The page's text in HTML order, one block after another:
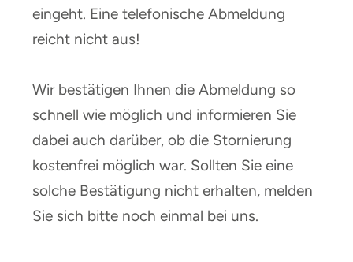
eingeht. Eine telefonische Abmeldung
reicht nicht aus!
Wir bestätigen Ihnen die Abmeldung so
schnell wie möglich und informieren Sie
dabei auch darüber, ob die Stornierung
kostenfrei möglich war. Sollten Sie eine
solche Bestätigung nicht erhalten, melden
Sie sich bitte noch einmal bei uns.